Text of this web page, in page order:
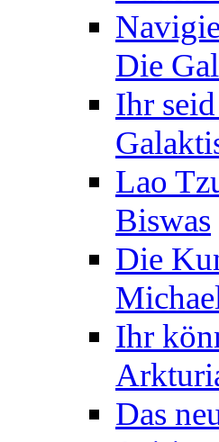
Die
Ihr
Lao
Biswas
Die
Ihr
Das